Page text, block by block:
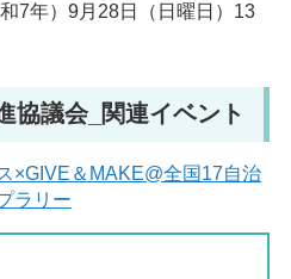
7年）9月28日（日曜日）13
協議会_関連イベント
×GIVE＆MAKE@全国17自治
ラリー